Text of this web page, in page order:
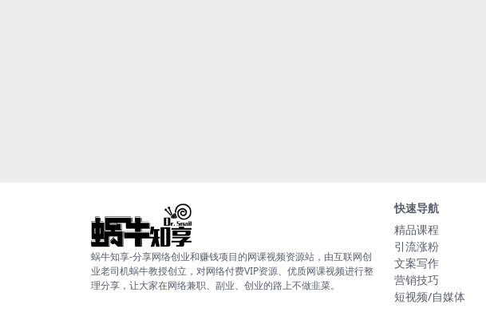
蜗牛知享-分享网络创业和赚钱项目的网课视频资源站，由互联网创
业老司机蜗牛教授创立，对网络付费VIP资源、优质网课视频进行整
理分享，让大家在网络兼职、副业、创业的路上不做韭菜。
快速导航
精品课程
引流涨粉
文案写作
营销技巧
短视频/自媒体